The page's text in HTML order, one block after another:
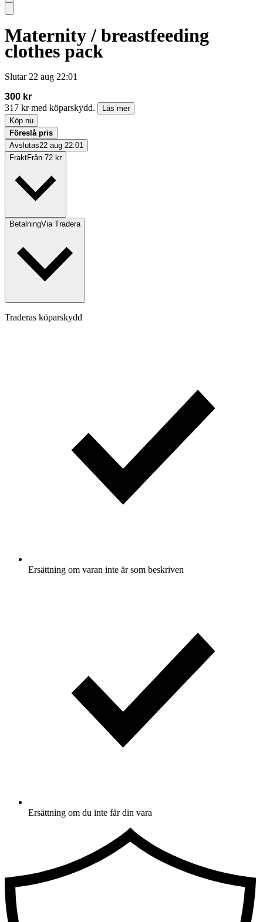
Maternity / breastfeeding
clothes pack
Slutar 22 aug 22:01
300 kr
317 kr med köparskydd.
Läs mer
Köp nu
Föreslå pris
Avslutas22 aug 22:01
FraktFrån 72 kr
BetalningVia Tradera
Traderas köparskydd
Ersättning om varan inte är som beskriven
Ersättning om du inte får din vara